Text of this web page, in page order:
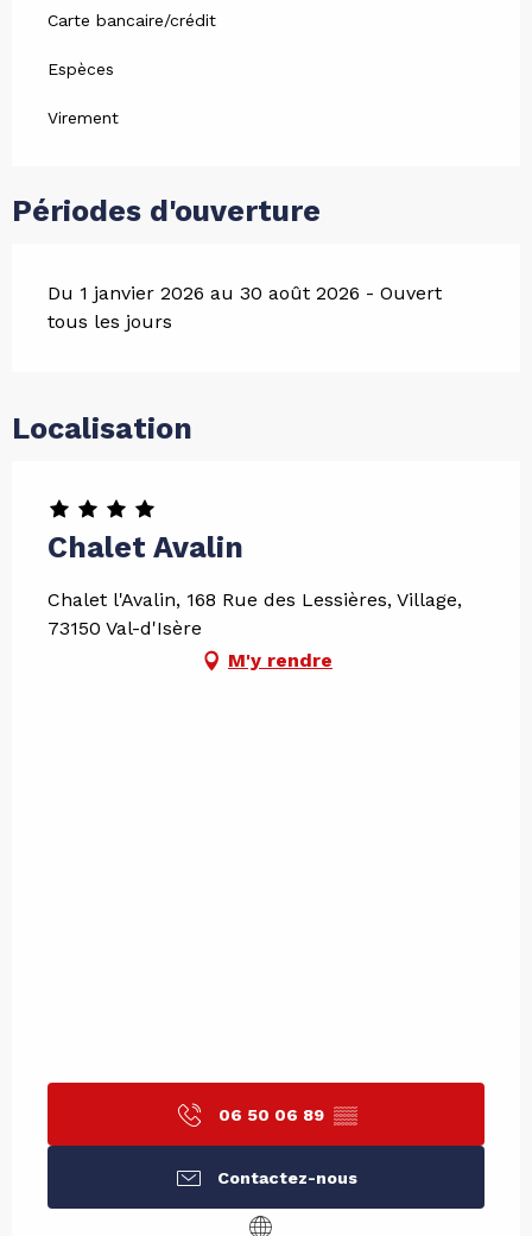
Carte bancaire/crédit
Espèces
Virement
Périodes d'ouverture
Du 1 janvier 2026 au 30 août 2026 - Ouvert
tous les jours
Localisation
Chalet Avalin
Chalet l'Avalin, 168 Rue des Lessières, Village,
73150 Val-d'Isère
M'y rendre
06 50 06 89 ▒▒
Contactez-nous